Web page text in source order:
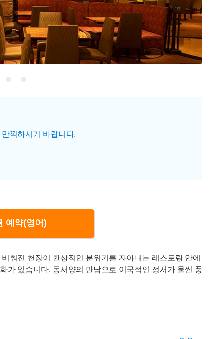
끽하시기 바랍니다.
예약(영어)
춰진 천장이 환상적인 분위기를 자아내는 레스토랑 안에
가 있습니다. 동서양의 만남으로 이국적인 정서가 물씬 풍